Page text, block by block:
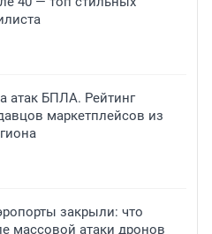
атак БПЛА. Рейтинг
маркетплейсов из
закрыли: что
массовой атаки дронов